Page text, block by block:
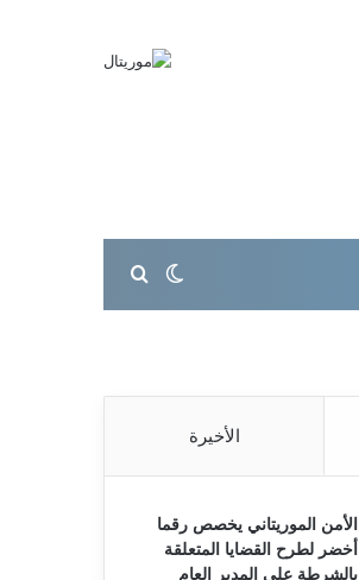
الوضع المظلم
بحث عن
الأخيرة
الأمن الموريتاني يخصص رقما
أخضر لطرح القضايا المتعلقة
بالشرطة على المدير العام